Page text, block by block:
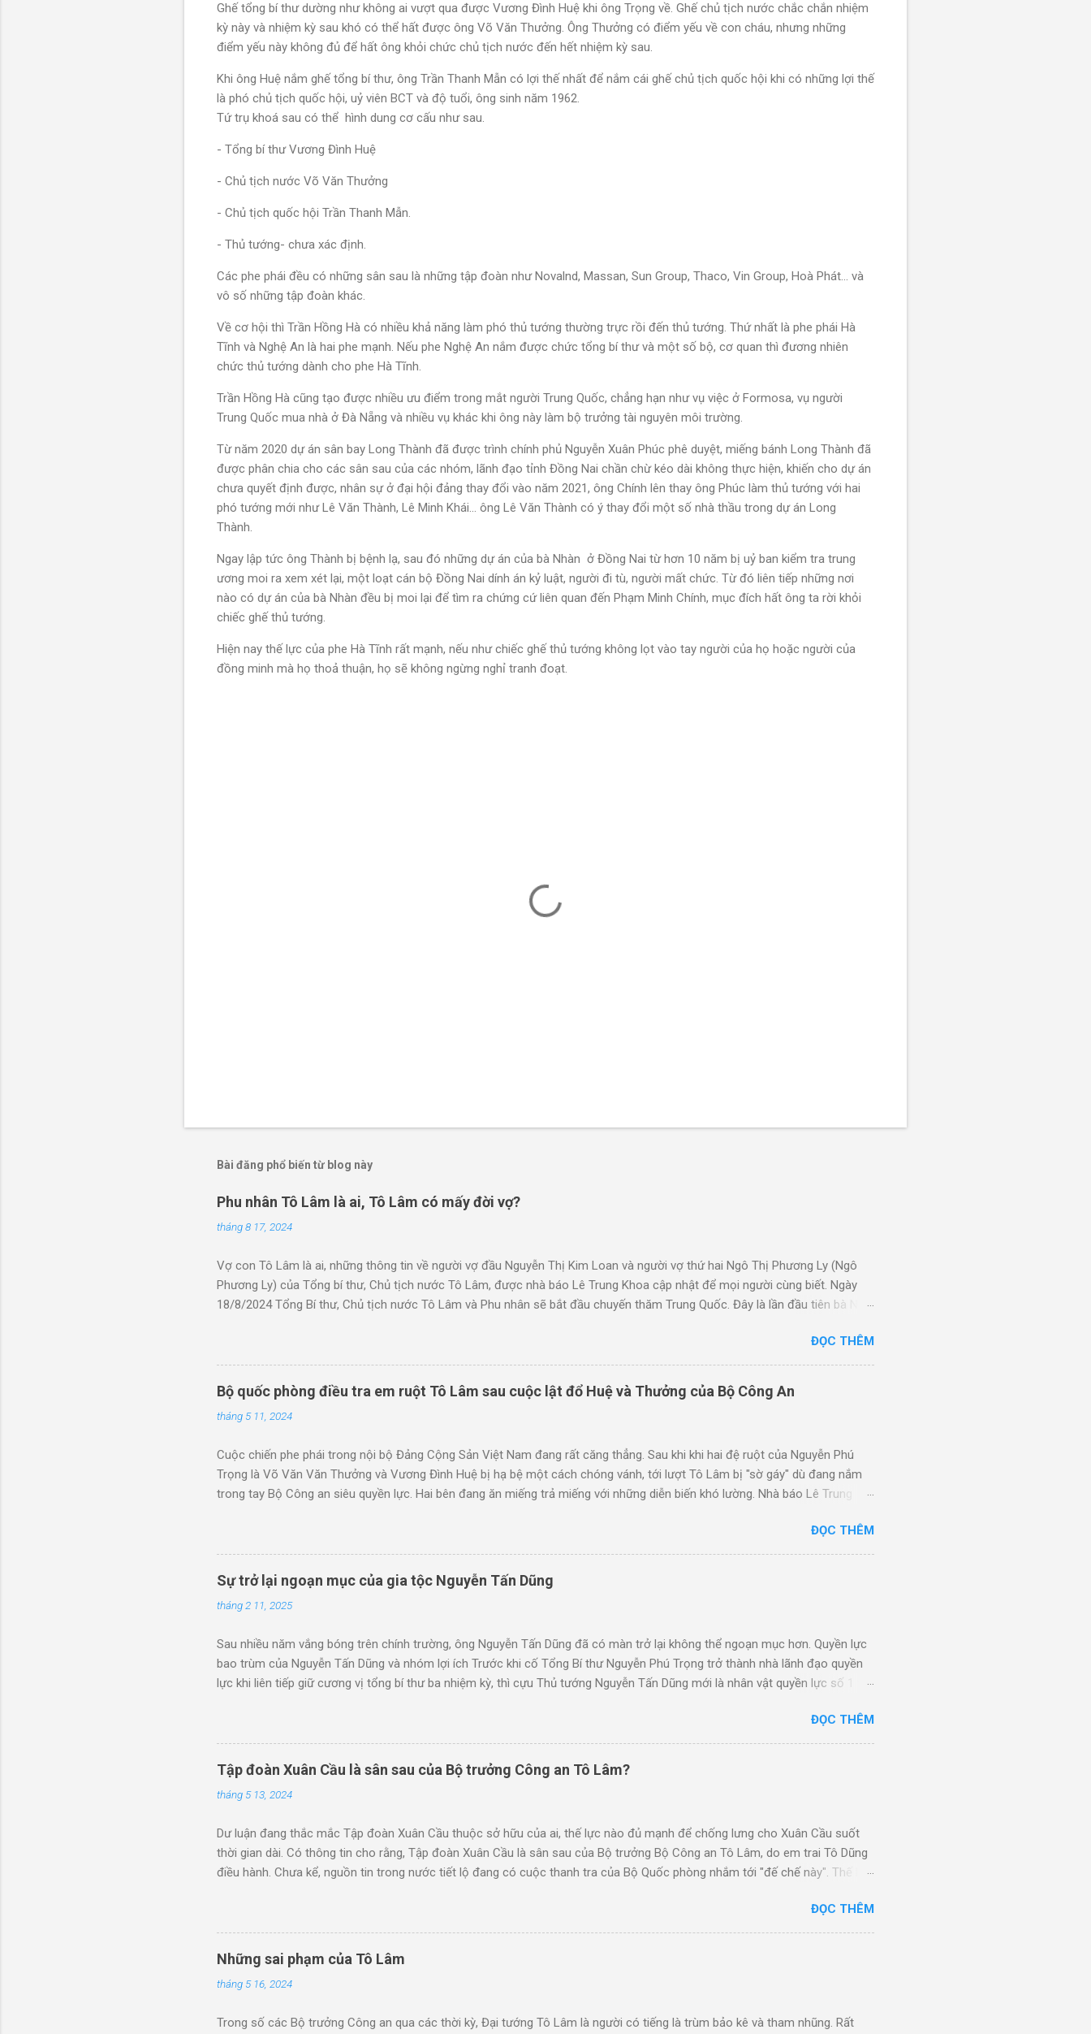
Ghế tổng bí thư dường như không ai vượt qua được Vương Đình Huệ khi ông Trọng về. Ghế chủ tịch nước chắc chắn nhiệm
kỳ này và nhiệm kỳ sau khó có thể hất được ông Võ Văn Thưởng. Ông Thưởng có điểm yếu về con cháu, nhưng những
điểm yếu này không đủ để hất ông khỏi chức chủ tịch nước đến hết nhiệm kỳ sau.
Khi ông Huệ nắm ghế tổng bí thư, ông Trần Thanh Mẫn có lợi thế nhất để nắm cái ghế chủ tịch quốc hội khi có những lợi thế
là phó chủ tịch quốc hội, uỷ viên BCT và độ tuổi, ông sinh năm 1962.
Tứ trụ khoá sau có thể hình dung cơ cấu như sau.
- Tổng bí thư Vương Đình Huệ
- Chủ tịch nước Võ Văn Thưởng
- Chủ tịch quốc hội Trần Thanh Mẫn.
- Thủ tướng- chưa xác định.
Các phe phái đều có những sân sau là những tập đoàn như Novalnd, Massan, Sun Group, Thaco, Vin Group, Hoà Phát... và
vô số những tập đoàn khác.
Về cơ hội thì Trần Hồng Hà có nhiều khả năng làm phó thủ tướng thường trực rồi đến thủ tướng. Thứ nhất là phe phái Hà
Tĩnh và Nghệ An là hai phe mạnh. Nếu phe Nghệ An nắm được chức tổng bí thư và một số bộ, cơ quan thì đương nhiên
chức thủ tướng dành cho phe Hà Tĩnh.
Trần Hồng Hà cũng tạo được nhiều ưu điểm trong mắt người Trung Quốc, chẳng hạn như vụ việc ở Formosa, vụ người
Trung Quốc mua nhà ở Đà Nẵng và nhiều vụ khác khi ông này làm bộ trưởng tài nguyên môi trường.
Từ năm 2020 dự án sân bay Long Thành đã được trình chính phủ Nguyễn Xuân Phúc phê duyệt, miếng bánh Long Thành đã
được phân chia cho các sân sau của các nhóm, lãnh đạo tỉnh Đồng Nai chần chừ kéo dài không thực hiện, khiến cho dự án
chưa quyết định được, nhân sự ở đại hội đảng thay đổi vào năm 2021, ông Chính lên thay ông Phúc làm thủ tướng với hai
phó tướng mới như Lê Văn Thành, Lê Minh Khái... ông Lê Văn Thành có ý thay đổi một số nhà thầu trong dự án Long
Thành.
Ngay lập tức ông Thành bị bệnh lạ, sau đó những dự án của bà Nhàn ở Đồng Nai từ hơn 10 năm bị uỷ ban kiểm tra trung
ương moi ra xem xét lại, một loạt cán bộ Đồng Nai dính án kỷ luật, người đi tù, người mất chức. Từ đó liên tiếp những nơi
nào có dự án của bà Nhàn đều bị moi lại để tìm ra chứng cứ liên quan đến Phạm Minh Chính, mục đích hất ông ta rời khỏi
chiếc ghế thủ tướng.
Hiện nay thế lực của phe Hà Tĩnh rất mạnh, nếu như chiếc ghế thủ tướng không lọt vào tay người của họ hoặc người của
đồng minh mà họ thoả thuận, họ sẽ không ngừng nghỉ tranh đoạt.
Bài đăng phổ biến từ blog này
Phu nhân Tô Lâm là ai, Tô Lâm có mấy đời vợ?
tháng 8 17, 2024
Vợ con Tô Lâm là ai, những thông tin về người vợ đầu Nguyễn Thị Kim Loan và người vợ thứ hai Ngô Thị Phương Ly (Ngô
Phương Ly) của Tổng bí thư, Chủ tịch nước Tô Lâm, được nhà báo Lê Trung Khoa cập nhật để mọi người cùng biết. Ngày
18/8/2024 Tổng Bí thư, Chủ tịch nước Tô Lâm và Phu nhân sẽ bắt đầu chuyến thăm Trung Quốc. Đây là lần đầu tiên bà Ngô
nhỏ hơn Tô Lâm tới 13 tuổi. Đây là người vợ thứ hai của Tô Lâm. Người vợ đầu của Tô Lâm là Nguyễn Thị Kim Loan, sinh
năm 1959, chỉ kém Tô Lâm 2 tuổi. Bà Ngô Thị Phương Ly (quê quán Thanh Trì - Hà Nội) là một nữ nhà báo, hiện nay làm
Trưởng phòng Văn hóa Nghệ thuật của Đài Truyền hình Việt Nam. Bà từng là một trong những người phát triển chương trình
"Người xây tổ ấm" của kênh VTV3. Bà có 2 con với Chủ tịch nước, Tổng bí thư Tô Lâm, tất cả đều là con gái, trong đó Tô
Hà Linh là chị cả. Người vợ đầu của Tô Lâm là ai? T...
ĐỌC THÊM
Bộ quốc phòng điều tra em ruột Tô Lâm sau cuộc lật đổ Huệ và Thưởng của Bộ Công An
tháng 5 11, 2024
Cuộc chiến phe phái trong nội bộ Đảng Cộng Sản Việt Nam đang rất căng thẳng. Sau khi khi hai đệ ruột của Nguyễn Phú
Trọng là Võ Văn Văn Thưởng và Vương Đình Huệ bị hạ bệ một cách chóng vánh, tới lượt Tô Lâm bị "sờ gáy" dù đang nắm
trong tay Bộ Công an siêu quyền lực. Hai bên đang ăn miếng trả miếng với những diễn biến khó lường. Nhà báo Lê Trung
Hồng Hà với cáo buộc liên quan đến vụ Hậu “pháo”, thì Bộ Quốc phòng đang vào cuộc vụ Công ty Xuân Cầu Holdings của
Tô Dũng, em ruột Tô Lâm. Hiện nay Phó Thủ tướng Trần Hồng Hà (quê quán Hà Tĩnh) vẫn hoạt động bình thường nhưng bị
cấm xuất cảnh. Làng Xuân Cầu là nơi sinh của Tô Lâm, thuộc tỉnh Hưng Yên, được dùng làm tên của Công ty cổ phần Xuân
Cầu Holdings. Công ty này là một tập đoàn đa ngành được thành lập từ năm 2000, có trụ sở chính tại Hà Nội, do 6 cổ đông
tham gia góp vốn, toàn là người của đại gia đình họ Tô ở...
ĐỌC THÊM
Sự trở lại ngoạn mục của gia tộc Nguyễn Tấn Dũng
tháng 2 11, 2025
Sau nhiều năm vắng bóng trên chính trường, ông Nguyễn Tấn Dũng đã có màn trở lại không thể ngoạn mục hơn. Quyền lực
bao trùm của Nguyễn Tấn Dũng và nhóm lợi ích Trước khi cố Tổng Bí thư Nguyễn Phú Trọng trở thành nhà lãnh đạo quyền
lực khi liên tiếp giữ cương vị tổng bí thư ba nhiệm kỳ, thì cựu Thủ tướng Nguyễn Tấn Dũng mới là nhân vật quyền lực số 1 từ
năm, và để lại vô số hệ lụy. Hình ảnh của ông gắn liền với chủ trương vực dậy nền kinh tế Việt Nam qua việc thành lập 20 tập
đoàn kinh tế và tổng công ty nhà nước, coi đó là những quả đấm thép để thúc đẩy Việt Nam phát triển. Tuy nhiên “những
quả đấm thép” này, thay vì biến Việt Nam trở thành “nước công nghiệp theo hướng hiện đại” như chính quyền đề ra, đã gây
thiệt hại cho ngân sách nhà nước hàng tỉ USD. Trong số này không ít được cho là đã vào túi riêng của các “nhóm lợi ích”
dưới trướng Nguyễn Tấn Dũng. "Ý tưởng...
ĐỌC THÊM
Tập đoàn Xuân Cầu là sân sau của Bộ trưởng Công an Tô Lâm?
tháng 5 13, 2024
Dư luận đang thắc mắc Tập đoàn Xuân Cầu thuộc sở hữu của ai, thế lực nào đủ mạnh để chống lưng cho Xuân Cầu suốt
thời gian dài. Có thông tin cho rằng, Tập đoàn Xuân Cầu là sân sau của Bộ trưởng Bộ Công an Tô Lâm, do em trai Tô Dũng
điều hành. Chưa kể, nguồn tin trong nước tiết lộ đang có cuộc thanh tra của Bộ Quốc phòng nhắm tới "đế chế này". Thế lực
là Công ty TNHH Xuân Cầu (Piaggio Xuân Cầu), được thành lập vào ngày 28-4-2000. Chủ tịch Hội đồng Quản trị công ty
Xuân Cầu là Tô Dũng, sinh năm 1962. Xuân Cầu là tên một ngôi làng cổ, thuộc xã Nghĩa Trụ, huyện Văn Giang, tỉnh Hưng
Yên. Xuân Cầu nằm sát con sông đào Bắc Hưng Hải là nơi chôn nhau cắt rốn của anh em nhà Tô Dũng. Công ty TNHH Xuân
Cầu (Xuân Cầu Holding) có địa chỉ tại phường Chương Dương, quận Hoàn Kiếm, TP. Hà Nội, vốn điều lệ là 2.150 tỷ đồng.
Xuân Cầu Holding là công ty chuyên phân phối hàng đầu dòng ...
ĐỌC THÊM
Những sai phạm của Tô Lâm
tháng 5 16, 2024
Trong số các Bộ trưởng Công an qua các thời kỳ, Đại tướng Tô Lâm là người có tiếng là trùm bảo kê và tham nhũng. Rất